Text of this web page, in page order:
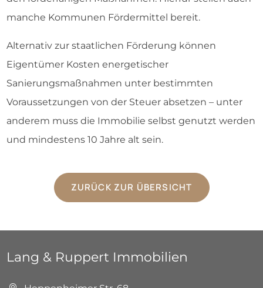
manche Kommunen Fördermittel bereit.
Alternativ zur staatlichen Förderung können
Eigentümer Kosten energetischer
Sanierungsmaßnahmen unter bestimmten
Voraussetzungen von der Steuer absetzen – unter
anderem muss die Immobilie selbst genutzt werden
und mindestens 10 Jahre alt sein.
ZURÜCK ZUR ÜBERSICHT
Lang & Ruppert Immobilien